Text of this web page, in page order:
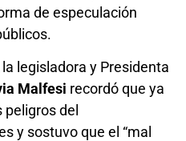
de especulación
legisladora y Presidenta
Malfesi recordó que ya
del
y sostuvo que el “mal